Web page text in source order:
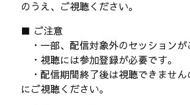
のうえ、ご視聴ください。
■ ご注意
・一部、配信対象外のセッションが
・視聴には参加登録が必要です。
・配信期間終了後は視聴できません
にご視聴ください。